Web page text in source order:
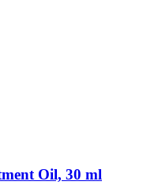
Oil, 30 ml